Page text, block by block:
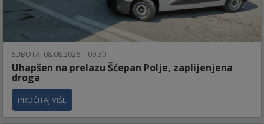
SUBOTA, 08.08.2026 | 09:30
Uhapšen na prelazu Šćepan Polje, zaplijenjena
droga
PROČITAJ VIŠE